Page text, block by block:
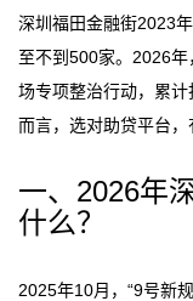
深圳福田金融街2023
至不到500家。2026
场专项整治行动，累
而言，选对助贷平台，
一、2026年
什么？
2025年10月，“9号新